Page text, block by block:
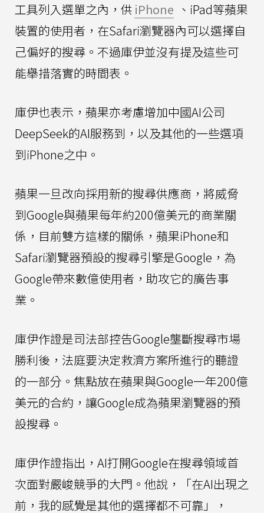
工具列入選單之內，供 iPhone 、iPad等蘋果
裝置的使用者，在Safari瀏覽器內可以選擇自
己偏好的搜尋。不過庫伊並沒有提及這些可
能舉措落實的時間表。
庫伊也表示，蘋果亦考慮增加中國AI公司
DeepSeek的AI服務到，以及其他的一些選項
到iPhone之中。
蘋果一旦改向採用新的搜尋供應商，將威脅
到Google與蘋果每年約200億美元的商業關
係，目前雙方這樣的關係，蘋果iPhone和
Safari瀏覽器預設的搜尋引擎是Google，為
Google帶來數億使用者，助攻它的廣告事
業。
庫伊作證是司法部控告Google壟斷搜尋市場
勝利後，法庭要決定救濟方案所進行的聽證
的一部分。焦點放在蘋果與Google一年200億
美元的合約，讓Google成為蘋果瀏覽器的預
設搜尋。
庫伊作證指出，AI打開Google在搜尋領域首
次面對嚴峻競爭的大門。他說，「在AI出現之
前，我的感覺是其他的選擇都不可靠」，